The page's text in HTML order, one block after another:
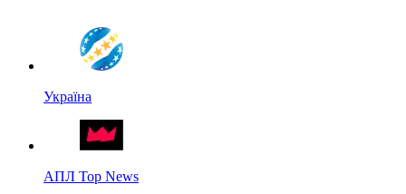
Україна
АПЛ Top News